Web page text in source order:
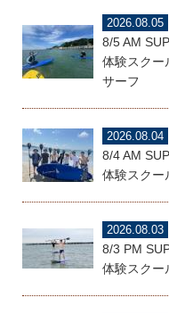
2026.08.05
8/5 AM
体験スクー
サーフ
2026.08.04
8/4 AM
体験スクー
2026.08.03
8/3 PM
体験スクー